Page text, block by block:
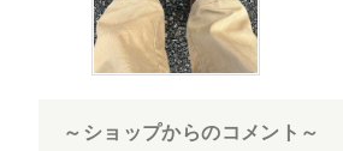
～ショップからのコメント～